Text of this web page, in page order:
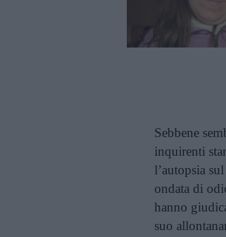
Sebbene
inquirenti
l’autopsia
ondata di
hanno
suo